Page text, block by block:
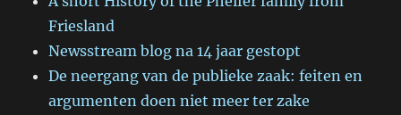
Friesland
Newsstream blog na 14 jaar gestopt
De neergang van de publieke zaak: feiten en
argumenten doen niet meer ter zake